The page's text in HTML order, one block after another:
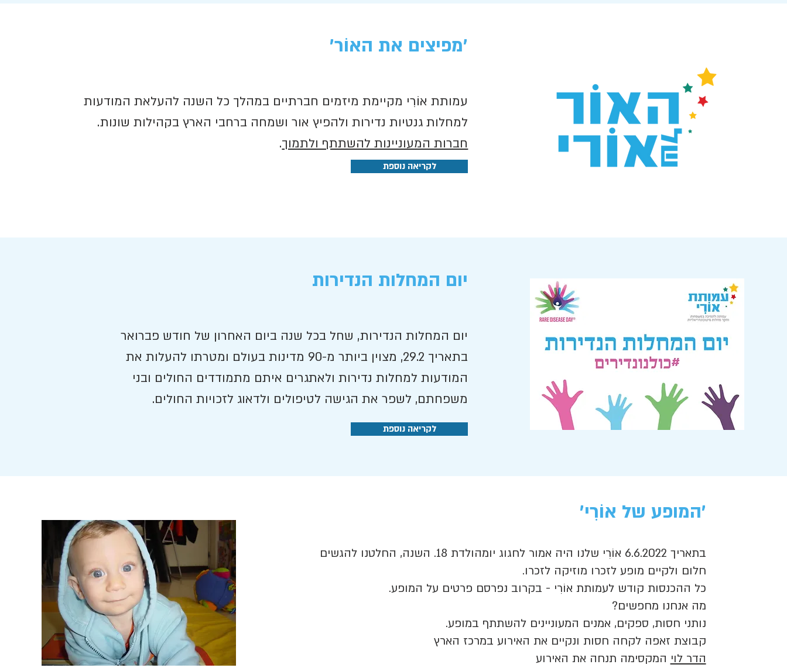
'מפיצים את האוֹר'
עמותת אוֹרִי מקיימת מיזמים חברתיים במהלך כל השנה להעלאת המודעות
למחלות גנטיות נדירות ולהפיץ אור ושמחה ברחבי הארץ בקהילות שונות.
חברות המעוניינות להשתתף ולתמוך.
לקריאה נוספת
יום המחלות הנדירות
יום המחלות הנדירות, שחל בכל שנה ביום האחרון של חודש פברואר
בתאריך 29.2, מצוין ביותר מ-90 מדינות בעולם ומטרתו להעלות את
המודעות למחלות נדירות ולאתגרים איתם מתמודדים החולים ובני
משפחתם, לשפר את הגישה לטיפולים ולדאוג לזכויות החולים.
לקריאה נוספת
'המופע של אוֹרִי'
בתאריך 6.6.2022 אוֹרִי שלנו היה אמור לחגוג יומהולדת 18. השנה, החלטנו להגשים
חלום ולקיים מופע לזכרו מוזיקה לזכרו.
כל ההכנסות קודש לעמותת אוֹרִי - בקרוב נפרסם פרטים על המופע.
מה אנחנו מחפשים?
נותני חסות, ספקים, אמנים המעוניינים להשתתף במופע.
קבוצת זאפה לקחה חסות ונקיים את האירוע במרכז הארץ
הדר לוי המקסימה תנחה את האירוע